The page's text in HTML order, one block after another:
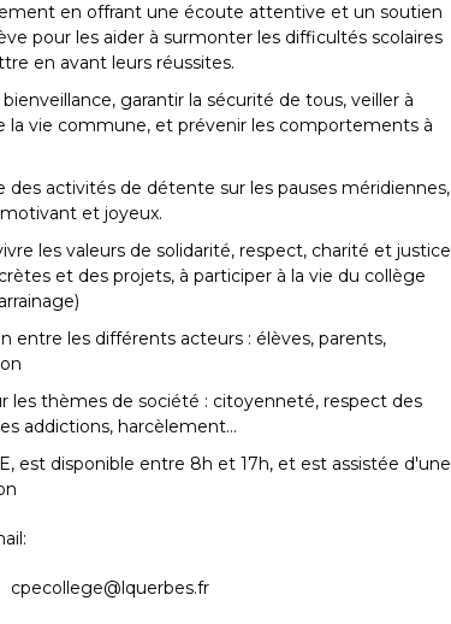
en offrant une écoute attentive et un soutien
pour les aider à surmonter les difficultés scolaires
en avant leurs réussites.
garantir la sécurité de tous, veiller à
la vie commune, et prévenir les comportements à
des activités de détente sur les pauses méridiennes,
et joyeux.
les valeurs de solidarité, respect, charité et justice
et des projets, à participer à la vie du collège
entre les différents acteurs : élèves, parents,
les thèmes de société : citoyenneté, respect des
addictions, harcèlement...
est disponible entre 8h et 17h, et est assistée d'une
cpecollege@lquerbes.fr